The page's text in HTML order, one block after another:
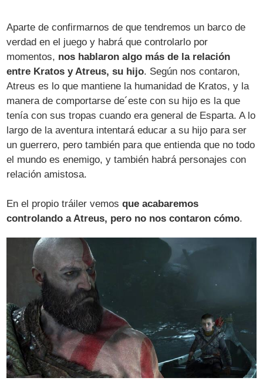
Aparte de confirmarnos de que tendremos un barco de
verdad en el juego y habrá que controlarlo por
momentos, nos hablaron algo más de la relación
entre Kratos y Atreus, su hijo. Según nos contaron,
Atreus es lo que mantiene la humanidad de Kratos, y la
manera de comportarse de´este con su hijo es la que
tenía con sus tropas cuando era general de Esparta. A lo
largo de la aventura intentará educar a su hijo para ser
un guerrero, pero también para que entienda que no todo
el mundo es enemigo, y también habrá personajes con
relación amistosa.
En el propio tráiler vemosque acabaremos
controlando a Atreus, pero no nos contaron cómo.